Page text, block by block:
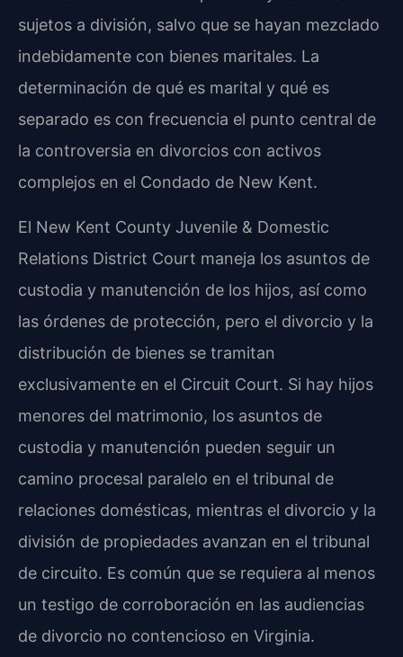
sujetos a división, salvo que se hayan mezclado
indebidamente con bienes maritales. La
determinación de qué es marital y qué es
separado es con frecuencia el punto central de
la controversia en divorcios con activos
complejos en el Condado de New Kent.
El New Kent County Juvenile & Domestic
Relations District Court maneja los asuntos de
custodia y manutención de los hijos, así como
las órdenes de protección, pero el divorcio y la
distribución de bienes se tramitan
exclusivamente en el Circuit Court. Si hay hijos
menores del matrimonio, los asuntos de
custodia y manutención pueden seguir un
camino procesal paralelo en el tribunal de
relaciones domésticas, mientras el divorcio y la
división de propiedades avanzan en el tribunal
de circuito. Es común que se requiera al menos
un testigo de corroboración en las audiencias
de divorcio no contencioso en Virginia.